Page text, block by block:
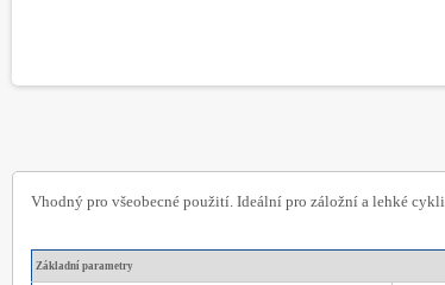
Vhodný pro všeobecné použití. Ideální pro záložní a lehké
Základní parametry